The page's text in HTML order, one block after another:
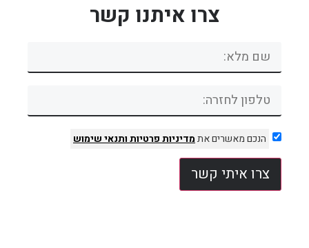
צרו איתנו קשר
הנכם מאשרים אתמדיניות פרטיותותנאי שימוש
צרו איתי קשר